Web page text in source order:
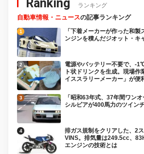
Ranking ランキング
自動車情報・ニュースの記事ランキング
「下着メーカーが作った和
ンジンを積んだジオット・キ
電源やバッテリー不要で、-
ト状ドリンクを生成。現場
イススラリーメーカー」が便
「昭和63年式、37年間ワン
シルビアが400馬力のツイン
排ガス規制をクリアした、2ス
VINS。排気量は249.5cc、
エンジンの技術とは